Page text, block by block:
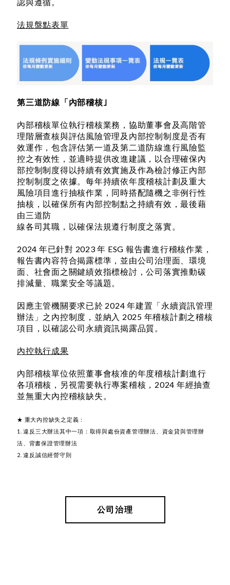
法規盤點表單
第三道防線「內部稽核｣
內部稽核單位執行稽核業務，協助董事會及高階管
理階層查核與評估風險管理及內部控制制度是否有
效運作，包含評估第一道及第二道防線進行風險監
控之有效性，並適時提供改進建議，以合理確保內
部控制制度得以持續有效實施及作為檢討修正內部
控制制度之依據。每年持續依年度稽核計劃及重大
風險項目進行抽核作業，同時搭配隨機之非例行性
抽核，以確保所有內部控制點之持續有效，最後藉
由三道防
線各司其職，以確保法規遵行制度之落實。
2024 年已針對 2023 年 ESG 報告書進行稽核作業，
報告書內容符合揭露標準，並由公司治理面、環境
面、社會面之關鍵績效指標檢討，公司落實推動碳
排減量、職業安全等議題。
因應主管機關要求已於 2024 年建置「永續資訊管理
辦法」之內控制度，並納入 2025 年稽核計劃之稽核
項目，以確認公司永續資訊揭露品質。
內控執行成果
內部稽核單位依照董事會核准的年度稽核計劃進行
各項稽核，另視需要執行專案稽核，2024 年經抽查
並無重大內控稽核缺失。
★ 重大內控缺失之定義：
1. 違反三大辦法其中一項：取得與處份資產管理辦法、資金貸與管理辦
法、背書保證管理辦法
2. 違反誠信經營守則
公司治理